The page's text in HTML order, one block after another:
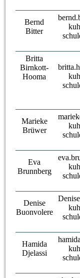
Bernd
Bitter
Britta
Birnkott-
Hooma
Marieke
Brüwer
Eva
Brunnberg
Denise
Buonvolere
Hamida
Djelassi